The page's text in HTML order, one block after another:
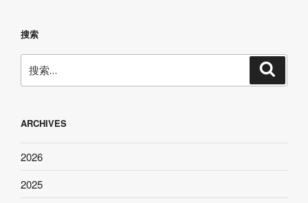
搜索
索：
ARCHIVES
2026
2025